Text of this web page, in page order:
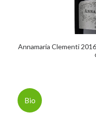
Annamaria Clementi
Bio